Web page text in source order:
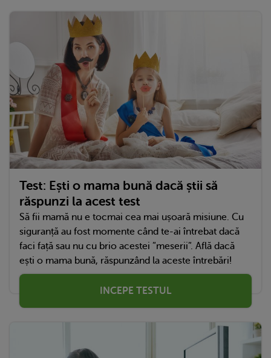
Test: Ești o mama bună dacă știi să
răspunzi la acest test
Să fii mamă nu e tocmai cea mai ușoară misiune. Cu
siguranță au fost momente când te-ai întrebat dacă
faci față sau nu cu brio acestei ”meserii”. Află dacă
ești o mama bună, răspunzând la aceste întrebări!
INCEPE TESTUL